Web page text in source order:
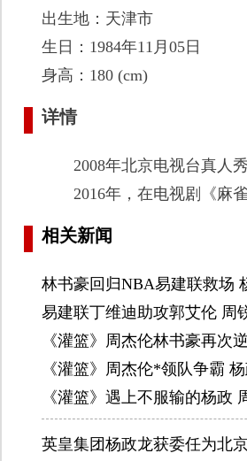
出生地：天津市
生日：1984年11月05日
身高：180 (cm)
详情
2008年北京电视台真人秀
2016年，在电视剧《麻雀
相关新闻
林书豪回归NBA易建联救场
易建联丁维迪助攻郭艾伦 周
《灌篮》周杰伦林书豪再次
《灌篮》周杰伦*领队争霸
《灌篮》遇上不服输的杨政
英皇集团杨政龙获委任为北